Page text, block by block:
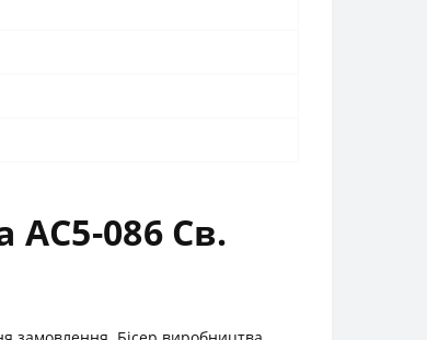
АС5-086 Св.